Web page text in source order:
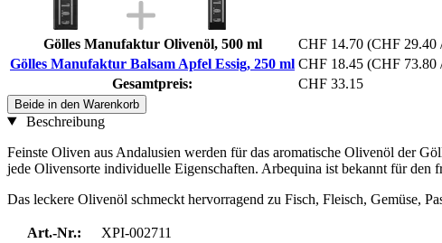
Gölles Manufaktur Olivenöl, 500 ml CHF 14.70 (CHF 29.40
Gölles Manufaktur Balsam Apfel Essig, 250 ml CHF 18.45 (CHF 73.80
Gesamtpreis:
CHF 33.15
Beide in den Warenkorb
Beschreibung
Feinste Oliven aus Andalusien werden für das aromatische Olivenöl der
jede Olivensorte individuelle Eigenschaften. Arbequina ist bekannt für den
Das leckere Olivenöl schmeckt hervorragend zu Fisch, Fleisch, Gemüse,
Art.-Nr.:
XPI-002711